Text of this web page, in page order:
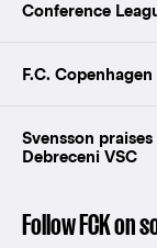
Conference
F.C.
Svensson
Debreceni VSC
Follow FCK on